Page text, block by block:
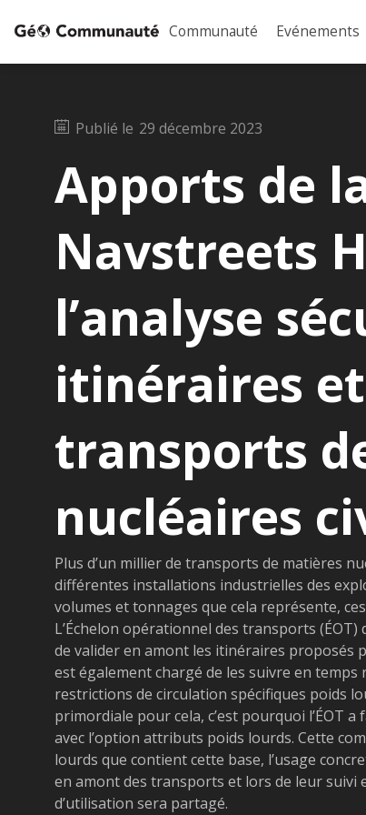
Communauté Evénements
Publié le 29 décembre 2023
Apports de
Navstreets
l’analyse
itinéraires
transports
nucléaires
Plus d’un millier de transports de matières
différentes installations industrielles des
volumes et tonnages que cela représente,
L’Échelon opérationnel des transports
de valider en amont les itinéraires proposés
est également chargé de les suivre en
restrictions de circulation spécifiques poids
primordiale pour cela, c’est pourquoi l’ÉOT
avec l’option attributs poids lourds. Cette
lourds que contient cette base, l’usage
en amont des transports et lors de leur suivi
d’utilisation sera partagé.